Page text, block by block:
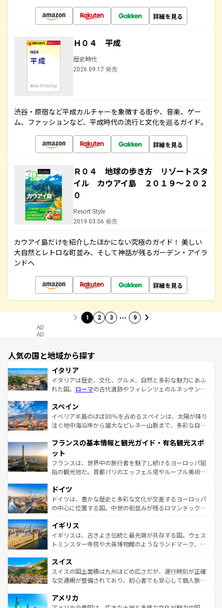
詳細を見る
Ｈ０４ 平成
歴史時代
2026.09.17 発売
渋谷・原宿など平成カルチャーを象徴する街や、音楽、ゲー
ム、ファッションなど、平成時代の流行と文化を巡るガイド。
詳細を見る
Ｒ０４ 地球の歩き方 リゾートスタ
イル カウアイ島 ２０１９～２０２
０
Resort Style
2019.03.06 発売
カウアイ島だけを紹介したほかにない究極のガイド！ 美しい
大自然とレトロな町並み、そして神話が残るガーデン・アイラ
ンドへ
詳細を見る
1 2 3 … 9
AD
AD
人気の国と地域から探す
イタリア
イタリアは歴史、文化、グルメ、自然と多彩な魅力にあふ
れた国。 ローマの古代遺跡やフィレンツェのルネッサンス
ろん、トスカーナの美しい田園風景やアマルフィ海岸の絶
景など、自然景観も見逃せない。観光の合間には、本場の
ピザやパスタなど、絶品のイタリア料理を堪能することも
ませてくれるイタリアで、忘れられない旅をしてみよう！
なお、新着のイタリア情報は
しい。
スペイン
イベリア半島のほぼ80％を占めるスペインは、太陽が降り
注ぐ地中海沿岸から雄大なピレネー山脈まで、多彩な自然
文化が根付くこの国では、情熱的なフラメンコ、熱気あふ
れる闘牛、そして美味しいタパスが生活の一部となってい
る。首都マドリードの洗練された雰囲気や、バルセロナの
アートに溢れた街角から、地方では古代ローマ遺跡や中世
せる。地方によって風土や気候が異なるスペインはその個
性で訪れる人を魅了する。 なお、新着のスペイン情報は コ
ンテンツ一覧を参照してほしい。
フランスの基本情報と観光ガイド・有名観光スポ
ット
フランスは、世界中の旅行者を魅了し続けるヨーロッパ屈
指の観光地だ。首都パリのエッフェル塔やルーブル美術館
で、幅広い魅力が詰まっている。華麗な宮殿、歴史的な大
聖堂、美しいビーチ、そして豊かな自然が、訪れる者を心
から魅了する。また、フランスは美食の国としても知ら
いる。シャンパンの発祥地であるランス、プロヴァンスの
香り高いラベンダー畑など、多彩な楽しみ方が可能だ。さ
らに、パリ以外の地域にも魅力が溢れており、どの街角に
れる地方に足を運ぶとそれぞれで全く異なる文化を体験で
きるだろう。 なお、新着のフランス情報はコンテンツ一覧
を参照してほしい。
ドイツ
ドイツは、豊かな歴史と多彩な文化が交差するヨーロッパ
の中心に位置する国。中世の街並みが残るロマンチック街
顔を持つこの国は、どこを歩いても飽きることがない。ベ
ルリンの文化的活気、バイエルン州のアルプスの絶景、そ
してライン川沿いのワイン畑といった風景は必見。ビール
は、お酒好きな人にはぜひ体験してほしい。 なお、新着の
ドイツ情報はコンテンツ一覧を参照してほしい。
イギリス
イギリスは、古きよき伝統と最先端が共存する国。ウェス
トミンスター寺院や大英博物館のようなランドマーク、歴
リアごとに異なる魅力がある。また、優雅なアフタヌーン
ティー、ビール好きにはたまらない英国パブ、サッカー観
戦など、本場だからこそできる体験も豊富。イギリスを旅
ンツ一覧を参照してほしい。
スイス
スイスの国土面積は九州ほどの広さだが、運行時刻が正確
な交通網が整備されており、初心者でも安心して個人旅行
の建物がそのまま残る町や、スイスならではのユニークな
アメリカ